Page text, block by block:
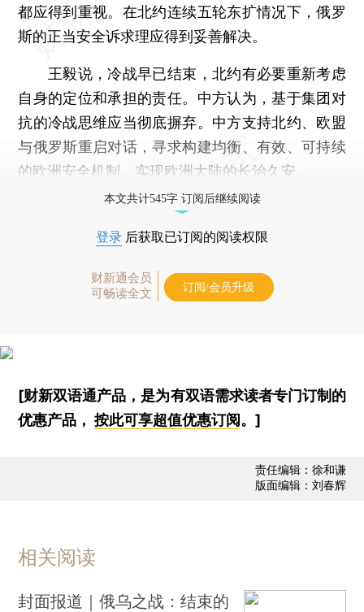
都应得到重视。在北约连续五轮东扩情况下，俄罗
斯的正当安全诉求理应得到妥善解决。
王毅说，冷战早已结束，北约有必要重新考虑
自身的定位和承担的责任。中方认为，基于集团对
抗的冷战思维应当彻底摒弃。中方支持北约、欧盟
与俄罗斯重启对话，寻求构建均衡、有效、可持续
的欧洲安全机制，实现欧洲大陆的长治久安。
本文共计545字 订阅后继续阅读
登录 后获取已订阅的阅读权限
财新通会员
可畅读全文
订阅/会员升级
[财新双语通产品，是为有双语需求读者专门订制的
优惠产品，按此可享超值优惠订阅 。]
责任编辑：徐和谦
版面编辑：刘春辉
相关阅读
封面报道｜俄乌之战：结束的